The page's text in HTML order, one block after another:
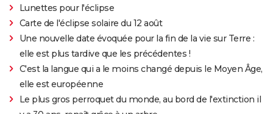
Lunettes pour l'éclipse
Carte de l'éclipse solaire du 12 août
Une nouvelle date évoquée pour la fin de la vie sur Terre :
elle est plus tardive que les précédentes !
C'est la langue qui a le moins changé depuis le Moyen Âge,
elle est européenne
Le plus gros perroquet du monde, au bord de l'extinction il